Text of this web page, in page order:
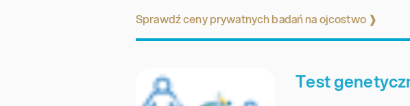
Sprawdź ceny prywatnych badań na ojcostwo ❱
Test